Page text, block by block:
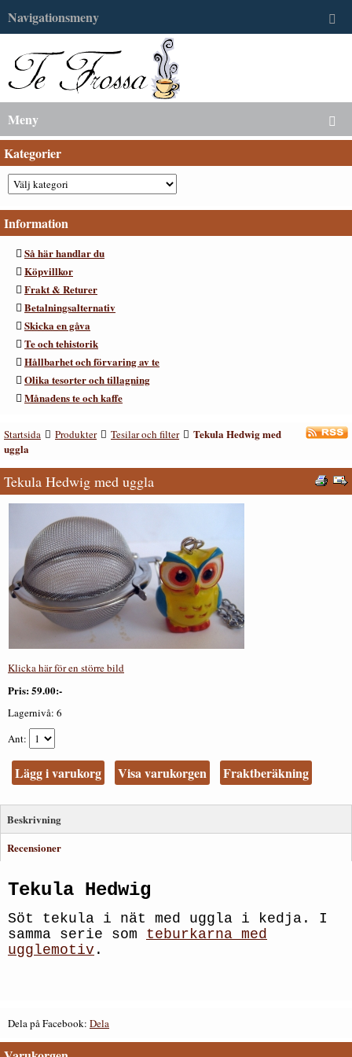
Navigationsmeny
Meny
Kategorier
Information
Så här handlar du
Köpvillkor
Frakt & Returer
Betalningsalternativ
Skicka en gåva
Te och tehistorik
Hållbarhet och förvaring av te
Olika tesorter och tillagning
Månadens te och kaffe
Startsida Produkter Tesilar och filter
Tekula Hedwig med
uggla
Tekula Hedwig med uggla
Klicka här för en större bild
Pris 59.00:-
Lagernivå: 6
Ant
Lägg i varukorg Visa varukorgen Fraktberäkning
Beskrivning
Recensioner
Tekula Hedwig
Söt tekula i nät med uggla i kedja. I
samma serie som teburkarna med
ugglemotiv .
Dela på Facebook: Dela